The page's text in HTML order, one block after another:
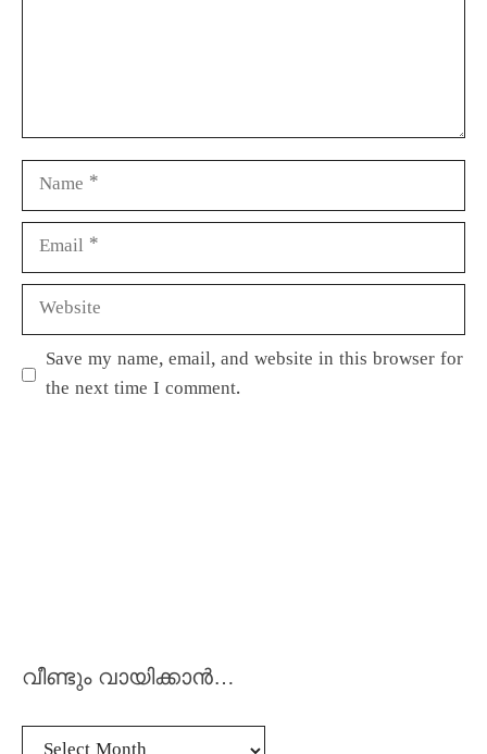
Save my name, email, and website in this browser for
the next time I comment.
വീണ്ടും വായിക്കാൻ…